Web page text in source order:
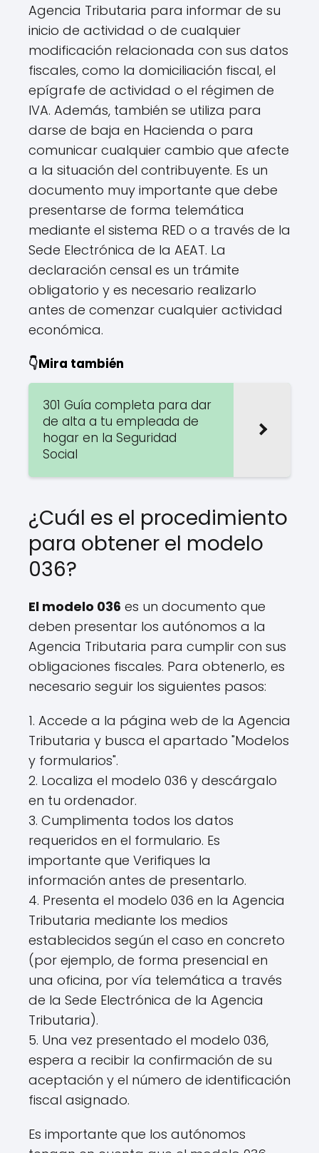
Agencia Tributaria para informar de su
inicio de actividad o de cualquier
modificación relacionada con sus datos
fiscales, como la domiciliación fiscal, el
epígrafe de actividad o el régimen de
IVA. Además, también se utiliza para
darse de baja en Hacienda o para
comunicar cualquier cambio que afecte
a la situación del contribuyente. Es un
documento muy importante que debe
presentarse de forma telemática
mediante el sistema RED o a través de la
Sede Electrónica de la AEAT. La
declaración censal es un trámite
obligatorio y es necesario realizarlo
antes de comenzar cualquier actividad
económica.
👇Mira también
301 Guía completa para dar
de alta a tu empleada de
hogar en la Seguridad
Social
¿Cuál es el procedimiento
para obtener el modelo
036?
El modelo 036 es un documento que
deben presentar los autónomos a la
Agencia Tributaria para cumplir con sus
obligaciones fiscales. Para obtenerlo, es
necesario seguir los siguientes pasos:
1. Accede a la página web de la Agencia
Tributaria y busca el apartado "Modelos
y formularios".
2. Localiza el modelo 036 y descárgalo
en tu ordenador.
3. Cumplimenta todos los datos
requeridos en el formulario. Es
importante que Verifiques la
información antes de presentarlo.
4. Presenta el modelo 036 en la Agencia
Tributaria mediante los medios
establecidos según el caso en concreto
(por ejemplo, de forma presencial en
una oficina, por vía telemática a través
de la Sede Electrónica de la Agencia
Tributaria).
5. Una vez presentado el modelo 036,
espera a recibir la confirmación de su
aceptación y el número de identificación
fiscal asignado.
Es importante que los autónomos